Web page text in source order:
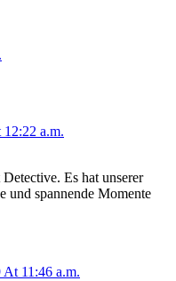
a.m.
Es hat unserer
und spannende Momente
11:46 a.m.